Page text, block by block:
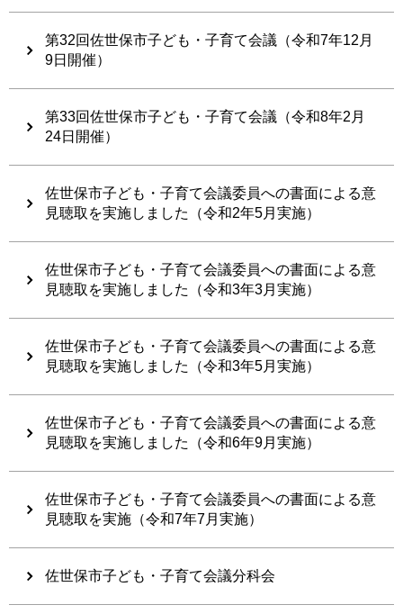
第32回佐世保市子ども・子育て会議（令和7年12月
9日開催）
第33回佐世保市子ども・子育て会議（令和8年2月
24日開催）
佐世保市子ども・子育て会議委員への書面による意
見聴取を実施しました（令和2年5月実施）
佐世保市子ども・子育て会議委員への書面による意
見聴取を実施しました（令和3年3月実施）
佐世保市子ども・子育て会議委員への書面による意
見聴取を実施しました（令和3年5月実施）
佐世保市子ども・子育て会議委員への書面による意
見聴取を実施しました（令和6年9月実施）
佐世保市子ども・子育て会議委員への書面による意
見聴取を実施（令和7年7月実施）
佐世保市子ども・子育て会議分科会